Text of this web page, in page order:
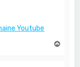
Youtube